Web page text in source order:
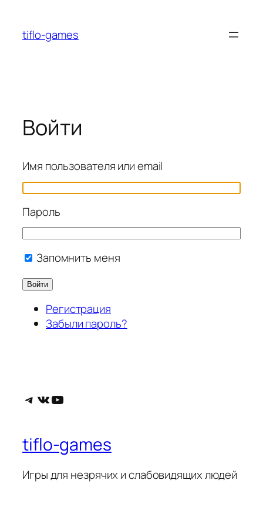
содержимому
tiflo-games
Войти
Имя пользователя или email
Пароль
Запомнить меня
Войти
Регистрация
Забыли пароль?
Telegram
ВКонтакте
YouTube
tiflo-games
Игры для незрячих и слабовидящих людей